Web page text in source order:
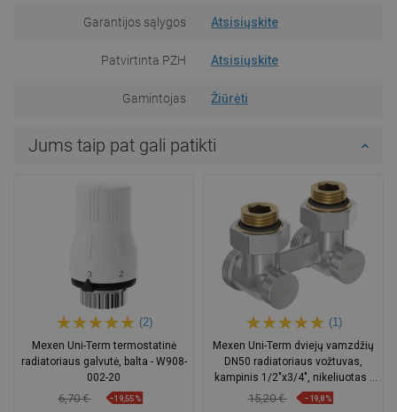
Garantijos sąlygos Atsisiųskite
Patvirtinta PZH Atsisiųskite
Gamintojas Žiūrėti
Jums taip pat gali patikti
(2)
Mexen Uni-Term termostatinė
radiatoriaus galvutė, balta - W908-
002-20
6,70 € −19,55%
(1)
Mexen Uni-Term dviejų vamzdžių
DN50 radiatoriaus vožtuvas,
kampinis 1/2"x3/4", nikeliuotas -
W911-012-01
15,20 € −19,8%